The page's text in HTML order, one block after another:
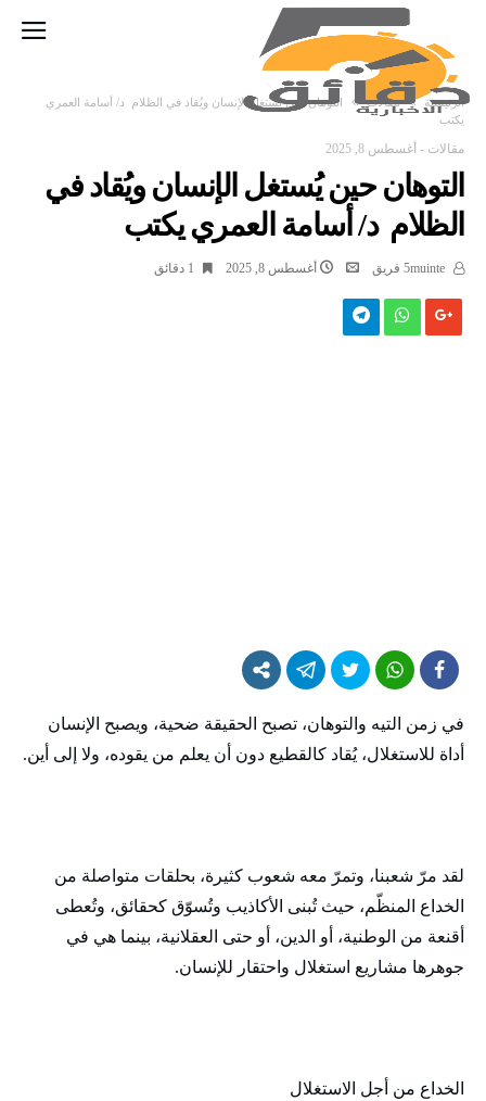
‫الرئيسية‬ مقالات
التوهان حين يُستغل الإنسان ويُقاد في الظلام د/ أسامة العمري
يكتب
مقالات - أغسطس 8, 2025
التوهان حين يُستغل الإنسان ويُقاد في
الظلام د/ أسامة العمري يكتب
أغسطس 8, 2025 1 ‫دقائق‬
في زمن التيه والتوهان، تصبح الحقيقة ضحية، ويصبح الإنسان
أداة للاستغلال، يُقاد كالقطيع دون أن يعلم من يقوده، ولا إلى أين.
لقد مرّ شعبنا، وتمرّ معه شعوب كثيرة، بحلقات متواصلة من
الخداع المنظّم، حيث تُبنى الأكاذيب وتُسوّق كحقائق، وتُعطى
أقنعة من الوطنية، أو الدين، أو حتى العقلانية، بينما هي في
جوهرها مشاريع استغلال واحتقار للإنسان.
الخداع من أجل الاستغلال